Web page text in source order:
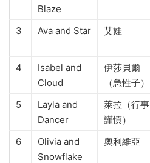
Blaze
3 Ava and Star 艾娃
4
Isabel and
Cloud
伊莎貝爾
（急性子）
5
Layla and
Dancer
萊拉（行事
謹慎）
6
Olivia and
Snowflake
奧利維亞